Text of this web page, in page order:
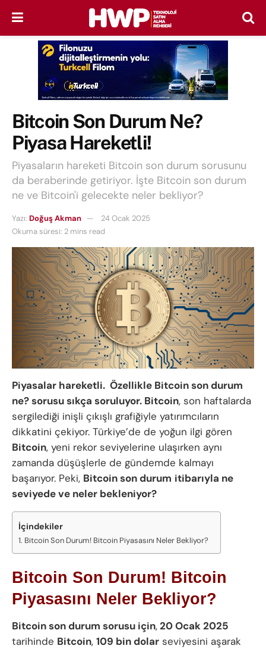
Bitcoin Son Durum Ne?
Piyasa Hareketli!
Piyasaların hareketi Bitcoin son durum sorusunu
da beraberinde getiriyor. İşte Bitcoin son durum
ne ve Bitcoin'i gelecekte neler bekliyor?
Yazı: Doğuş Akman
24 Ocak 2025
Okuma süresi: 2 mins read
Piyasalar hareketli. Özellikle Bitcoin son durum
ne? sorusu sıkça soruluyor. Bitcoin, son haftalarda
sergilediği inişli çıkışlı grafiğiyle yatırımcıların
dikkatini çekiyor. Türkiye’de de yoğun ilgi gören
Bitcoin, yeni rekor seviyelerine ulaşırken aynı
zamanda düşüşlerle de gündemde kalmayı
başarıyor. Peki, Bitcoin son durum itibarıyla ne
seviyede ve neler bekleniyor?
İçindekiler
Bitcoin Son Durum! Bitcoin Piyasasını Neler Bekliyor?
Bitcoin Son Durum! Bitcoin
Piyasasını Neler Bekliyor?
Bitcoin son durum sorusu için,20 Ocak 2025
tarihinde Bitcoin, 109 bin dolar seviyesini aşarak